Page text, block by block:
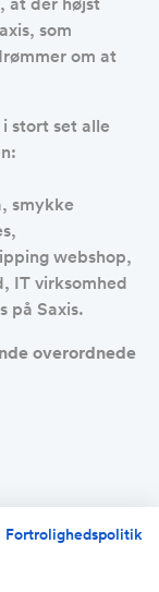
som
om at
stort set alle
smykke
webshop,
IT virksomhed
på Saxis.
overordnede
Fortrolighedspolitik